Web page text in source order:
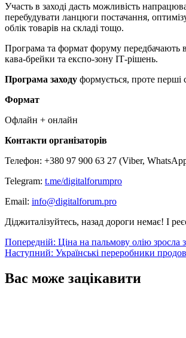
Участь в заході дасть можливість
перебудувати ланцюги постачання,
облік товарів на складі тощо.
Програма та формат форуму передбачають
кава-брейки та експо-зону ІТ-рішень.
Програма заходу формується, проте перші
Формат
Офлайн + онлайн
Контакти організаторів
Телефон: +380 97 900 63 27 (Viber,
Telegram: t.me/digitalforumpro
Email: info@digitalforum.pro
Діджиталізуйтесь, назад дороги немає! І
Навігація
записів
Попередній: Ціна на пальмову олію зросла
Наступний: Українські переробники
Вас може зацікавити